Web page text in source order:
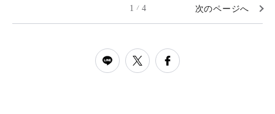
1 / 4 次のページへ